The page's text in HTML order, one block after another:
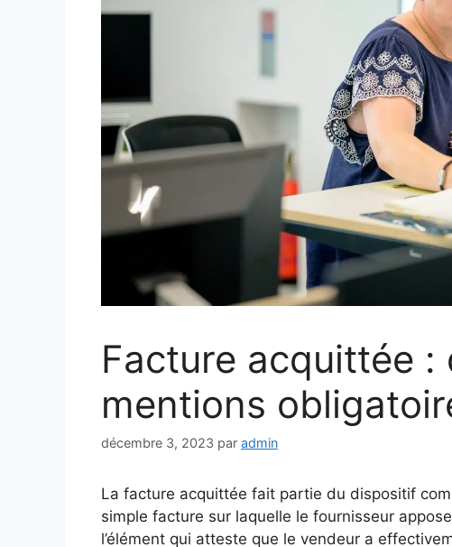
Facture acquittée
mentions
décembre 3, 2023 par admin
La facture acquittée fait partie du dispositif
simple facture sur laquelle le fournisseur
l’élément qui atteste que le vendeur a